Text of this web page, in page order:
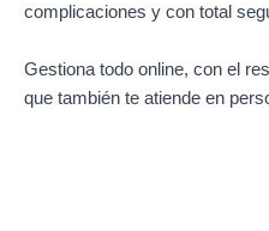
complicaciones y con total
Gestiona todo online, con el
que también te atiende en